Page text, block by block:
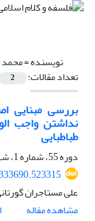
نویسنده =
تعداد مقالات: 2
بررسی مبنایی
نداشتن واجب
طباطبایی
دوره 55، شماره 1، شهریور 1401، صفحه
علی مستاجران
مشاهده مقاله